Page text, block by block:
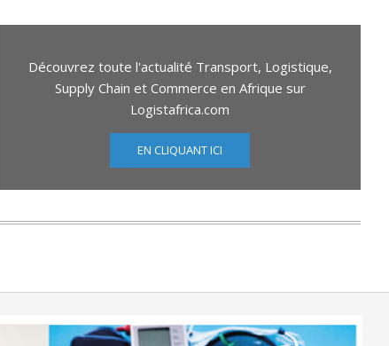
Découvrez toute l'actualité Transport, Logistique,
Supply Chain et Commerce en Afrique sur
Logistafrica.com
EN CLIQUANT ICI